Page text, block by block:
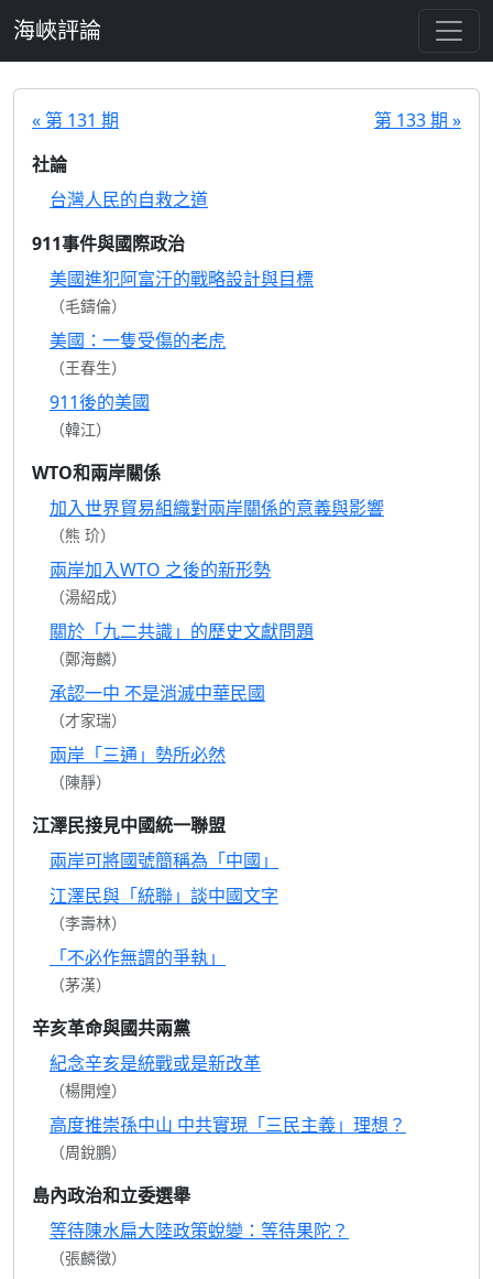
海峽評論
« 第 131 期
第 133 期 »
社論
台灣人民的自救之道
911事件與國際政治
美國進犯阿富汗的戰略設計與目標
（毛鑄倫）
美國：一隻受傷的老虎
（王春生）
911後的美國
（韓江）
WTO和兩岸關係
加入世界貿易組織對兩岸關係的意義與影響
（熊 玠）
兩岸加入WTO 之後的新形勢
（湯紹成）
關於「九二共識」的歷史文獻問題
（鄭海麟）
承認一中 不是消滅中華民國
（才家瑞）
兩岸「三通」勢所必然
（陳靜）
江澤民接見中國統一聯盟
兩岸可將國號簡稱為「中國」
江澤民與「統聯」談中國文字
（李壽林）
「不必作無謂的爭執」
（茅漢）
辛亥革命與國共兩黨
紀念辛亥是統戰或是新改革
（楊開煌）
高度推崇孫中山 中共實現「三民主義」理想？
（周銳鵬）
島內政治和立委選舉
等待陳水扁大陸政策蛻變：等待果陀？
（張麟徵）